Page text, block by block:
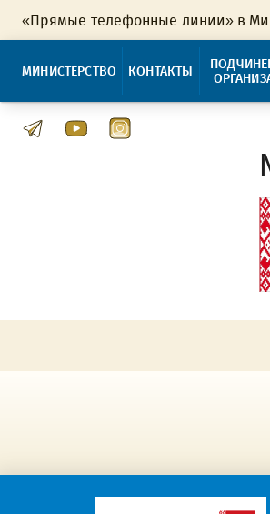
«Прямые телефонные линии» в
МИНИСТЕРСТВО КОНТАКТЫ